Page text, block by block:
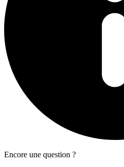
Encore une question ?